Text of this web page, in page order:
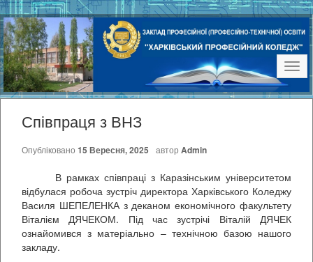
Співпраця з ВНЗ
Опубліковано 15 Вересня, 2025 автор Admin
В рамках співпраці з Каразінським університетом
відбулася робоча зустріч директора Харківського Коледжу
Василя ШЕПЕЛЕНКА з деканом економічного факультету
Віталієм ДЯЧЕКОМ. Під час зустрічі Віталій ДЯЧЕК
ознайомився з матеріально – технічною базою нашого
закладу.